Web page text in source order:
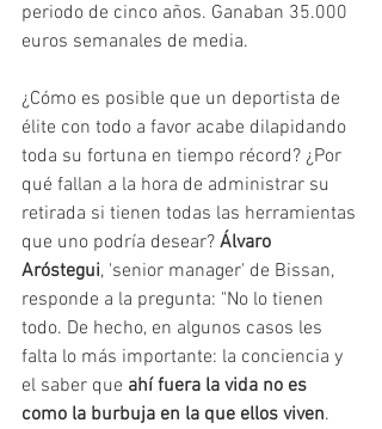
periodo de cinco años. Ganaban 35.000
euros semanales de media.
¿Cómo es posible que un deportista de
élite con todo a favor acabe dilapidando
toda su fortuna en tiempo récord? ¿Por
qué fallan a la hora de administrar su
retirada si tienen todas las herramientas
que uno podría desear? Álvaro
Aróstegui, 'senior manager' de Bissan,
responde a la pregunta: "No lo tienen
todo. De hecho, en algunos casos les
falta lo más importante: la conciencia y
el saber que ahí fuera la vida no es
como la burbuja en la que ellos viven.